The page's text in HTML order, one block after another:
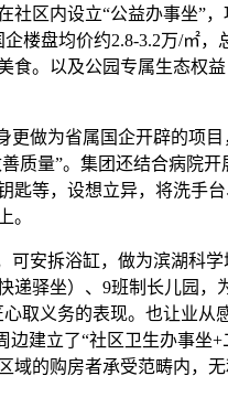
社区内设立“公益办事坐”
楼盘均价约2.8-3.2万/㎡，
食。以及公园专属生态权
做为省属国企开辟的项目
质量”。集团还结合病院开
匙等，设想立异，将洗手
。
安拆浴缸，做为滨湖科学
递驿坐）、9班制长儿园，
取义务的表现。也让业从
建立了“社区卫生办事坐+
域的购房者承受范畴内，